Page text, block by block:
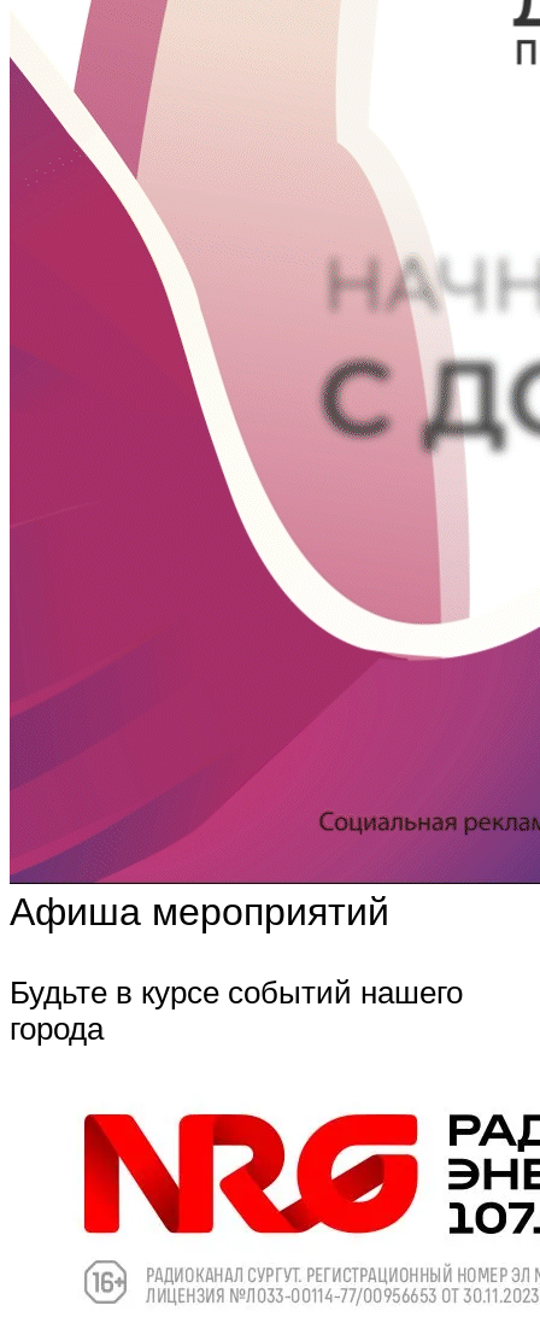
Афиша мероприятий
Будьте в курсе событий нашего
города